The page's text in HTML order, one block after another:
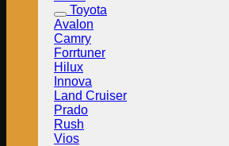
Toyota
Avalon
Camry
Forrtuner
Hilux
Innova
Land Cruiser
Prado
Rush
Vios